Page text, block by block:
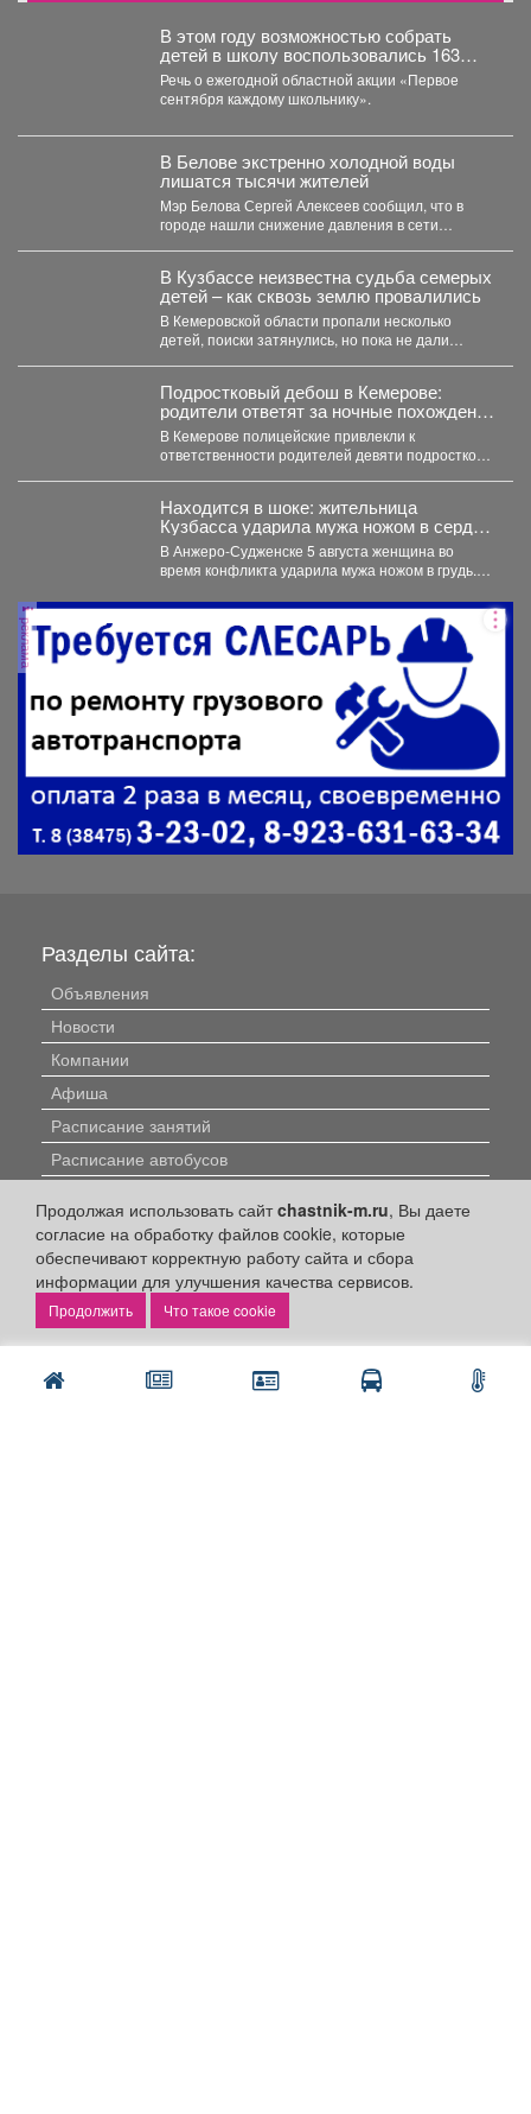
В этом году возможностью собрать
детей в школу воспользовались 163
малообеспеченные семьи
Междуреченска.
Речь о ежегодной областной акции «Первое
сентября каждому школьнику».
В Белове экстренно холодной воды
лишатся тысячи жителей
Мэр Белова Сергей Алексеев сообщил, что в
городе нашли снижение давления в сети
В Кузбассе неизвестна судьба семерых
детей – как сквозь землю провалились
В Кемеровской области пропали несколько
детей, поиски затянулись, но пока не дали
Подростковый дебош в Кемерове:
родители ответят за ночные похождения
детей
В Кемерове полицейские привлекли к
ответственности родителей девяти подростков.
Находится в шоке: жительница
Кузбасса ударила мужа ножом в сердце
- подробности
В Анжеро-Судженске 5 августа женщина во
время конфликта ударила мужа ножом в грудь.
реклама
Продолжая использовать сайтchastnik-m.ru, Вы даете
согласие на обработку файлов cookie, которые
обеспечивают корректную работу сайта и сбора
информации для улучшения качества сервисов.
Что такое cookie
Разделы сайта:
Объявления
Новости
Компании
Афиша
Расписание занятий
Расписание автобусов
Контакты
Наши вакансии
Быстрые ссылки: